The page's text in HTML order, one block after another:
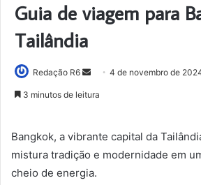
Guia de viagem para
Tailândia
Redação R6
Mande4 de novembro de
3 minutos de leitura
Bangkok, a vibrante capital da
mistura tradição e modernidade em
cheio de energia.